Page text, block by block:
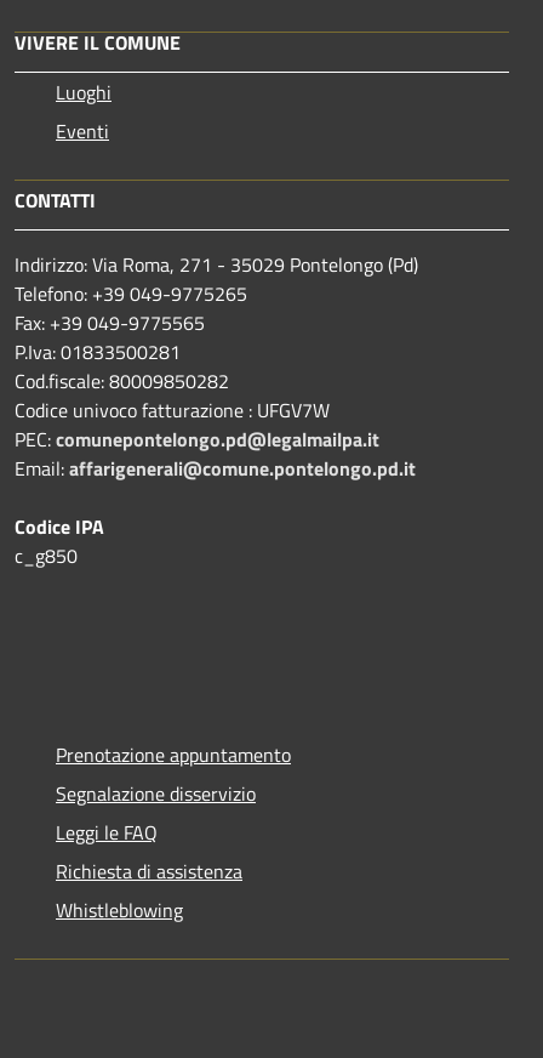
VIVERE IL COMUNE
Luoghi
Eventi
CONTATTI
Indirizzo: Via Roma, 271 - 35029 Pontelongo (Pd)
Telefono: +39 049-9775265
Fax: +39 049-9775565
P.Iva: 01833500281
Cod.fiscale: 80009850282
Codice univoco fatturazione : UFGV7W
PEC:comunepontelongo.pd@legalmailpa.it
Email:affarigenerali@comune.pontelongo.pd.it
Codice IPA
c_g850
Prenotazione appuntamento
Segnalazione disservizio
Leggi le FAQ
Richiesta di assistenza
Whistleblowing